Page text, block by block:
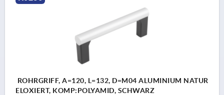
ROHRGRIFF, A=120, L=132, D=M04 ALUMINIUM NATUR
ELOXIERT, KOMP:POLYAMID, SCHWARZ